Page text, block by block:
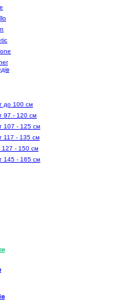
до 100 см
97 - 120 см
107 - 125 см
117 - 135 см
127 - 150 см
145 - 165 см